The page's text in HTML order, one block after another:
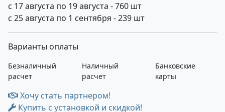
с 17 августа по 19 августа - 760 шт
с 25 августа по 1 сентября - 239 шт
Варианты оплаты
Безналичный
расчет
Наличный
расчет
Банковские
карты
Хочу стать партнером!
Купить с установкой и скидкой!